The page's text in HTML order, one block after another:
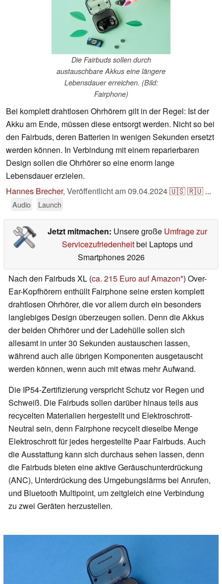
Die Fairbuds sollen durch
austauschbare Akkus eine längere
Lebensdauer erreichen. (Bild:
Fairphone)
Bei komplett drahtlosen Ohrhörern gilt in der Regel: Ist der
Akku am Ende, müssen diese entsorgt werden. Nicht so bei
den Fairbuds, deren Batterien in wenigen Sekunden ersetzt
werden können. In Verbindung mit einem reparierbaren
Design sollen die Ohrhörer so eine enorm lange
Lebensdauer erzielen.
Hannes Brecher, Veröffentlicht am09.04.2024🇺🇸🇷🇺 ...
Audio Launch
Jetzt mitmachen: Unsere große Umfrage zur
Servicezufriedenheitbei Laptops und
Smartphones 2026
Nach den Fairbuds XL (ca. 215 Euro auf Amazon ) Over-
Ear-Kopfhörern enthüllt Fairphone seine ersten komplett
drahtlosen Ohrhörer, die vor allem durch ein besonders
langlebiges Design überzeugen sollen. Denn die Akkus
der beiden Ohrhörer und der Ladehülle sollen sich
allesamt in unter 30 Sekunden austauschen lassen,
während auch alle übrigen Komponenten ausgetauscht
werden können, wenn auch mit etwas mehr Aufwand.
Die IP54-Zertifizierung verspricht Schutz vor Regen und
Schweiß. Die Fairbuds sollen darüber hinaus teils aus
recycelten Materialien hergestellt und Elektroschrott-
Neutral sein, denn Fairphone recycelt dieselbe Menge
Elektroschrott für jedes hergestellte Paar Fairbuds. Auch
die Ausstattung kann sich durchaus sehen lassen, denn
die Fairbuds bieten eine aktive Geräuschunterdrückung
(ANC), Unterdrückung des Umgebungslärms bei Anrufen,
und Bluetooth Multipoint, um zeitgleich eine Verbindung
zu zwei Geräten herzustellen.